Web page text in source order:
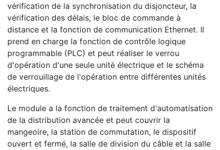
vérification de la synchronisation du disjoncteur, la
vérification des délais, le bloc de commande à
distance et la fonction de communication Ethernet. Il
prend en charge la fonction de contrôle logique
programmable (PLC) et peut réaliser le verrou
d'opération d'une seule unité électrique et le schéma
de verrouillage de l'opération entre différentes unités
électriques.
Le module a la fonction de traitement d'automatisation
de la distribution avancée et peut couvrir la
mangeoire, la station de commutation, le dispositif
ouvert et fermé, la salle de division du câble et la salle